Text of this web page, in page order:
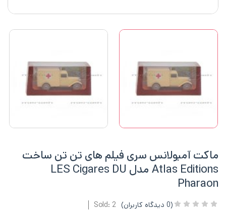
ماکت آمبولانس سری فیلم های تن تن ساخت
Atlas Editions مدل LES Cigares DU
Pharaon
(
0 دیدگاه کاربران) Sold: 2